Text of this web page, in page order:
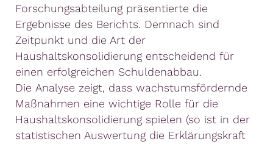
Forschungsabteilung präsentierte die
Ergebnisse des Berichts. Demnach sind
Zeitpunkt und die Art der
Haushaltskonsolidierung entscheidend für
einen erfolgreichen Schuldenabbau.
Die Analyse zeigt, dass wachstumsfördernde
Maßnahmen eine wichtige Rolle für die
Haushaltskonsolidierung spielen (so ist in der
statistischen Auswertung die Erklärungskraft